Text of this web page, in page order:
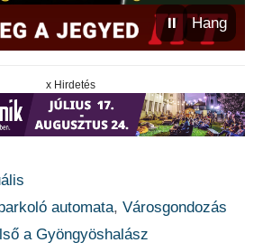
⏸ Hang
x Hirdetés
automata,Városgondozás
a Gyöngyöshalász